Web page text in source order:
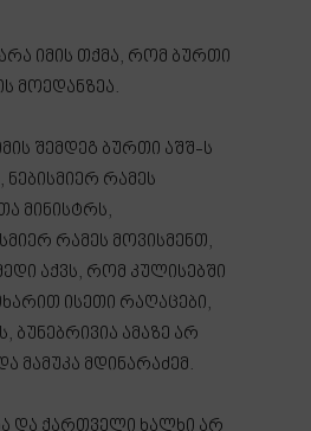
იმის თქმა, რომ ბურთი
მოედანზეა.
შემდეგ ბურთი აშშ-ს
რამეს
მინისტრს,
რამეს მოვისმენთ,
აქვს, რომ კულისებში
ისეთი რაღაცები,
ბუნებრივია ამაზე არ
მამუკა მდინარაძემ.
და ქართველი ხალხი არ